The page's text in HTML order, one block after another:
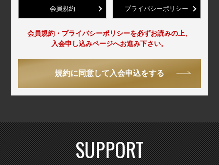
会員規約 プライバシーポリシー
会員規約・プライバシーポリシーを必ずお読みの上、
入会申し込みページへお進み下さい。
規約に同意して入会申込をする
SUPPORT